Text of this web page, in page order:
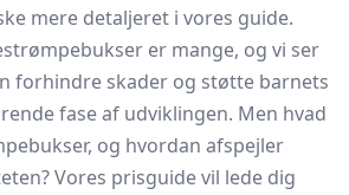
mere detaljeret i vores guide.
er mange, og vi ser
forhindre skader og støtte barnets
fase af udviklingen. Men hvad
og hvordan afspejler
Vores prisguide vil lede dig